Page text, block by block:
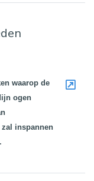
waarop de
ogen
inspannen